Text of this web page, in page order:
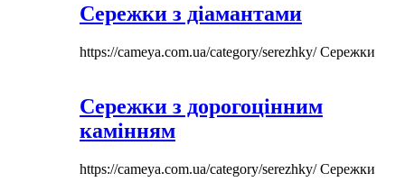
Сережки з діамантами
https://cameya.com.ua/category/serezhky/Сережки
Сережки з дорогоцінним
камінням
https://cameya.com.ua/category/serezhky/Сережки